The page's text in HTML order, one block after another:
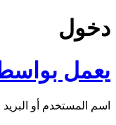
دخول
يعمل
اسم المستخدم أو البريد